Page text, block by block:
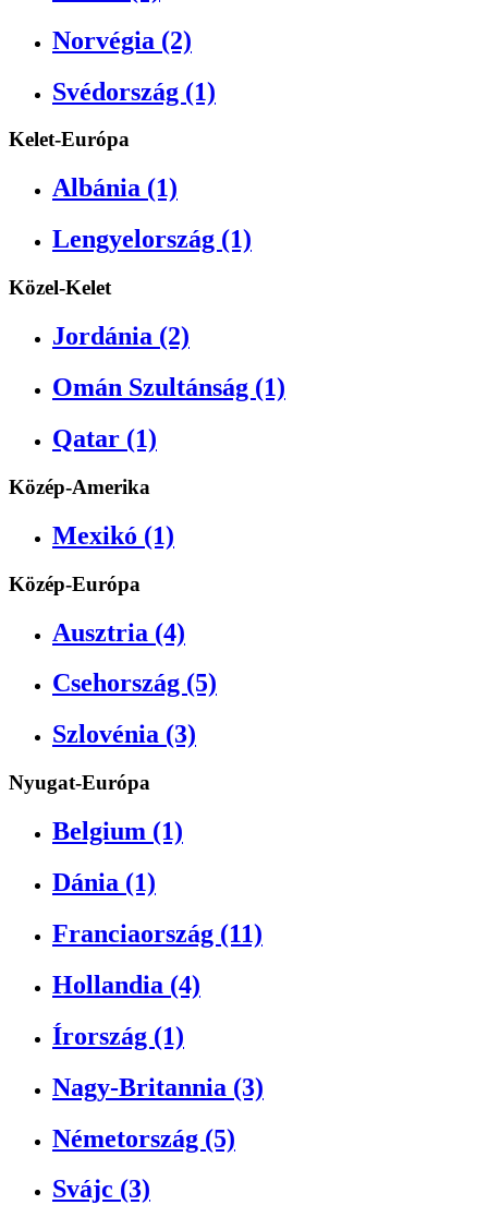
Norvégia (2)
Svédország (1)
Kelet-Európa
Albánia (1)
Lengyelország (1)
Közel-Kelet
Jordánia (2)
Omán Szultánság (1)
Qatar (1)
Közép-Amerika
Mexikó (1)
Közép-Európa
Ausztria (4)
Csehország (5)
Szlovénia (3)
Nyugat-Európa
Belgium (1)
Dánia (1)
Franciaország (11)
Hollandia (4)
Írország (1)
Nagy-Britannia (3)
Németország (5)
Svájc (3)